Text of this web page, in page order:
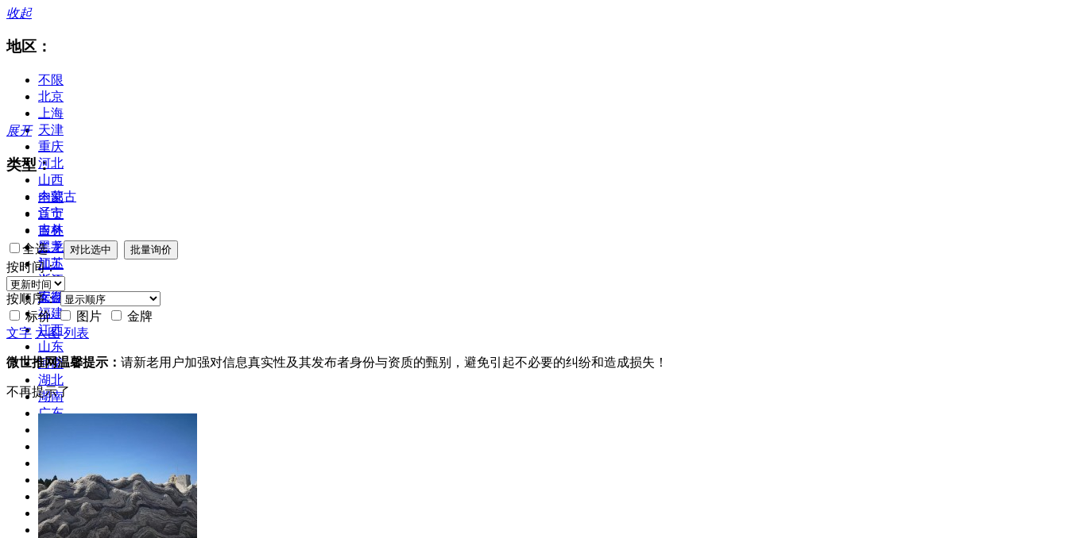
收起
地区：
不限
北京
上海
天津
重庆
河北
山西
内蒙古
辽宁
吉林
黑龙江
江苏
浙江
安徽
福建
江西
山东
河南
湖北
湖南
广东
贵州
云南
西藏
陕西
展开
类型：
全部
首页
服务
二手
加工
合作
库存
全选
按时间：
按顺序：
标价
图片
金牌
文字 大图 列表
微世推网温馨提示： 请新老用户加强对信息真实性及其发布者身份与资质的甄别，避免引起不必要的纠纷和造成损失！
不再提示了